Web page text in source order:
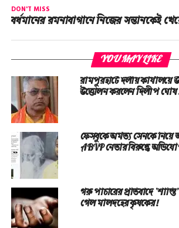
DON'T MISS
বর্ধমানের রমনাবাগানে নিজের সন্তানকেই
YOU MAY LIKE
রামপুরহাটে দলীয়
উত্তোলন করলেন দিলীপ
ফেসবুকে অর্মত্য সেনকে
ABVP নেতার বিরুদ্ধে
গরু পাচারের প্রতিবাদে
গেল মালদহের কৃষকের!